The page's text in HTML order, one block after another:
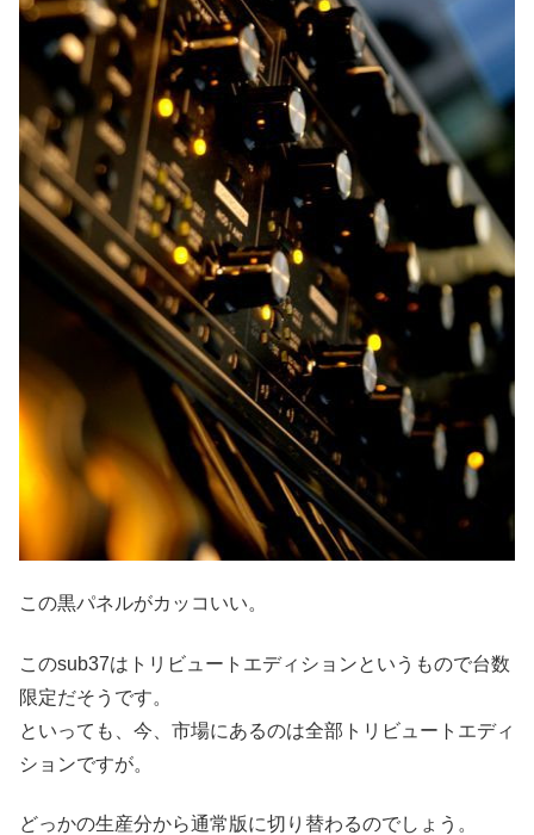
この黒パネルがカッコいい。
このsub37はトリビュートエディションというもので台数
限定だそうです。
といっても、今、市場にあるのは全部トリビュートエディ
ションですが。
どっかの生産分から通常版に切り替わるのでしょう。